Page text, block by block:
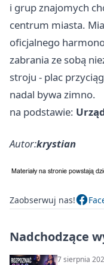
i grup znajomych
centrum miasta.
oficjalnego
zabrania ze sobą
stroju - plac
nadal bywa zimno.
na podstawie:
Autor:krystian
Zaobserwuj nas!
Nadchodzące
7 sierpnia